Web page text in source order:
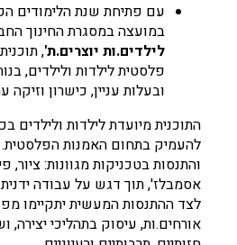
עם פתיחת שנת הלימודים
במועצה במסגרת החינוך
לילדים.ות יוצרים.ת',
פלסטית לילדות ולילדים,
ובעלות עניין, כישרון
התוכנית מיועדת לילדות ולילדים
להעמיק בתחום האמנות הפלסטית.
והתנסות בטכניקות מגוונות:
אסמבלז', תוך דגש על עבודה
לצד ההתנסות המעשית יתקיימו
אורחים.ות, עיסוק בתהליכי